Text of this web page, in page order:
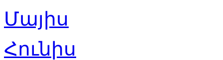
Մայիս
Հունիս